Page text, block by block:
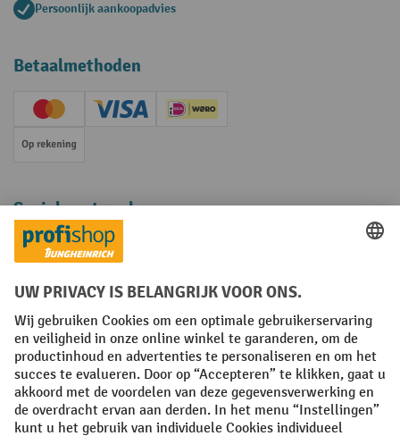
Persoonlijk aankoopadvies
Betaalmethoden
Creditcard (Master)Creditcard (Visa)iDEAL | Wero
Op rekening
Sociale netwerken
Facebook
YouTube
LinkedInInstagram
Algemene leveringsvoorwaarden Copyright
Privacyverklaring Privacy Instellingen
All prices excl. VAT plusshipping costs and possible delivery charges,
if not stated otherwise.